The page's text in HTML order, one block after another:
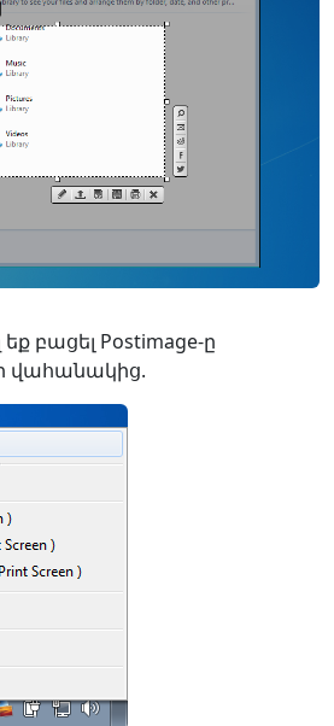
բացել Postimage-ը
վահանակից.